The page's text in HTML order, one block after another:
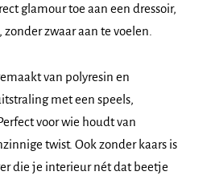
glamour toe aan een dressoir,
zwaar aan te voelen.
van polyresin en
met een speels,
voor wie houdt van
twist. Ook zonder kaars is
die je interieur nét dat beetje